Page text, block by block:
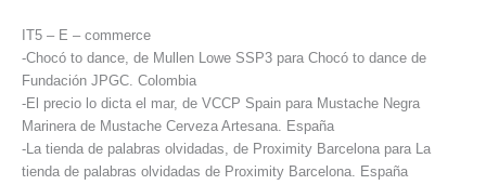
IT5 – E – commerce
-Chocó to dance, de Mullen Lowe SSP3 para Chocó to dance de
Fundación JPGC. Colombia
-El precio lo dicta el mar, de VCCP Spain para Mustache Negra
Marinera de Mustache Cerveza Artesana. España
-La tienda de palabras olvidadas, de Proximity Barcelona para La
tienda de palabras olvidadas de Proximity Barcelona. España